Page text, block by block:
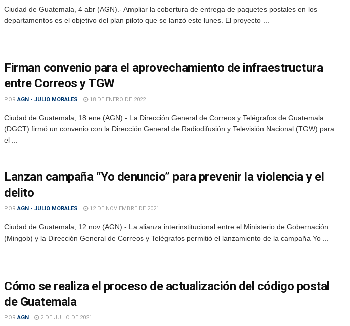
Ciudad de Guatemala, 4 abr (AGN).- Ampliar la cobertura de entrega de paquetes postales en los
departamentos es el objetivo del plan piloto que se lanzó este lunes. El proyecto ...
Firman convenio para el aprovechamiento de infraestructura
entre Correos y TGW
POR AGN - JULIO MORALES 18 DE ENERO DE 2022
Ciudad de Guatemala, 18 ene (AGN).- La Dirección General de Correos y Telégrafos de Guatemala
(DGCT) firmó un convenio con la Dirección General de Radiodifusión y Televisión Nacional (TGW) para
el ...
Lanzan campaña “Yo denuncio” para prevenir la violencia y el
delito
POR AGN - JULIO MORALES 12 DE NOVIEMBRE DE 2021
Ciudad de Guatemala, 12 nov (AGN).- La alianza interinstitucional entre el Ministerio de Gobernación
(Mingob) y la Dirección General de Correos y Telégrafos permitió el lanzamiento de la campaña Yo ...
Cómo se realiza el proceso de actualización del código postal
de Guatemala
POR AGN 2 DE JULIO DE 2021